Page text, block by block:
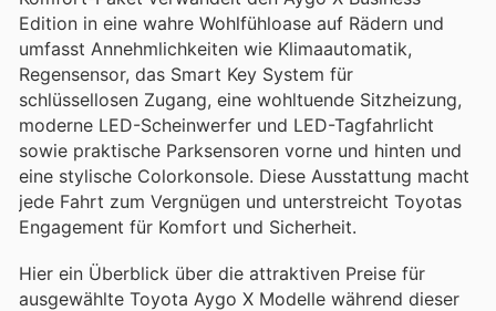
Edition in eine wahre Wohlfühloase auf Rädern und
umfasst Annehmlichkeiten wie Klimaautomatik,
Regensensor, das Smart Key System für
schlüssellosen Zugang, eine wohltuende Sitzheizung,
moderne LED-Scheinwerfer und LED-Tagfahrlicht
sowie praktische Parksensoren vorne und hinten und
eine stylische Colorkonsole. Diese Ausstattung macht
jede Fahrt zum Vergnügen und unterstreicht Toyotas
Engagement für Komfort und Sicherheit.
Hier ein Überblick über die attraktiven Preise für
ausgewählte Toyota Aygo X Modelle während dieser